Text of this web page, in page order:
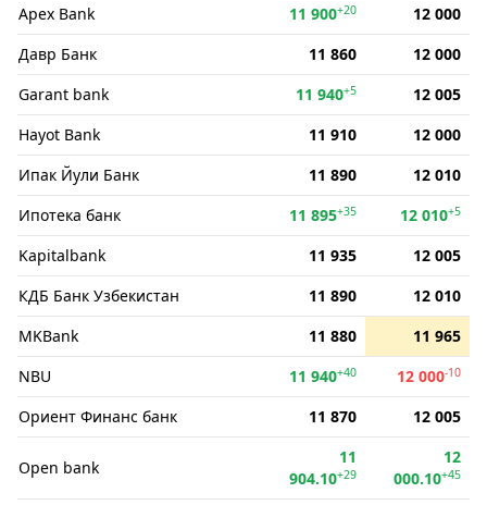
Apex Bank
11 900+20
12 000
Давр Банк
11 860
12 000
Garant bank
11 940+5
12 005
Hayot Bank
11 910
12 000
Ипак Йули Банк
11 890
12 010
Ипотека банк
11 895+35 12 010+5
Kapitalbank 11 935
12 005
КДБ Банк Узбекистан
11 890
12 010
MKBank
11 880
11 965
NBU
11 940+40 12 000-10
Ориент Финанс банк 11 870 12 005
Open bank
11
904.10+29
12
000.10+45